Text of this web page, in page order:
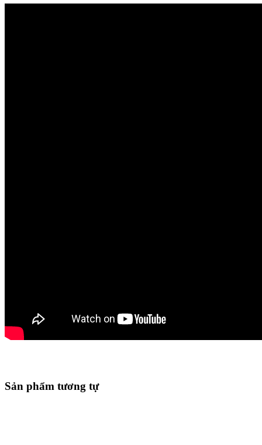
Sản phẩm tương tự